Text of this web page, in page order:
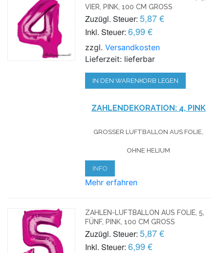
VIER, PINK, 100 CM GROSS
Zuzügl. Steuer: 5,87 €
Inkl. Steuer: 6,99 €
zzgl.Versandkosten
Lieferzeit: lieferbar
IN DEN WARENKORB LEGEN
ZAHLENDEKORATION: 4, PINK
GROSSER LUFTBALLON AUS FOLIE, O
HNE HELIUM
INFO
Mehr erfahren
ZAHLEN-LUFTBALLON AUS FOLIE, 5,
FÜNF, PINK, 100 CM GROSS
Zuzügl. Steuer: 5,87 €
Inkl. Steuer: 6,99 €